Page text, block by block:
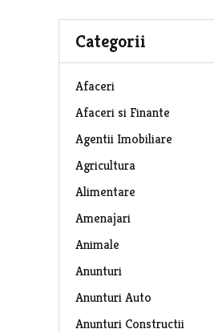
Categorii
Afaceri
Afaceri si Finante
Agentii Imobiliare
Agricultura
Alimentare
Amenajari
Animale
Anunturi
Anunturi Auto
Anunturi Constructii